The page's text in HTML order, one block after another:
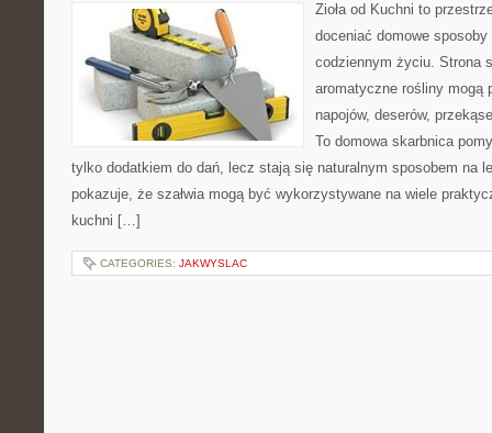
Zioła od Kuchni to
doceniać domowe
codziennym życiu. Strona
aromatyczne rośliny mogą
napojów, deserów,
To domowa skarbnica
tylko dodatkiem do dań, lecz stają się naturalnym sposobem na
pokazuje, że szałwia mogą być wykorzystywane na wiele
kuchni […]
CATEGORIES: JAKWYSLAC